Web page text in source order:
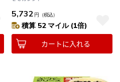
5,732 円 （税込）
積算 52 マイル (1倍)
カートに入れる